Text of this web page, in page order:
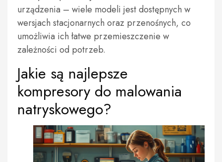
urządzenia – wiele modeli jest dostępnych w
wersjach stacjonarnych oraz przenośnych, co
umożliwia ich łatwe przemieszczenie w
zależności od potrzeb.
Jakie są najlepsze
kompresory do malowania
natryskowego?